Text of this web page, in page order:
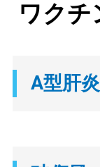
ワクチ
A型肝